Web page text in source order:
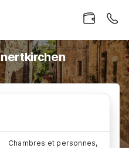
Chambres et personnes,